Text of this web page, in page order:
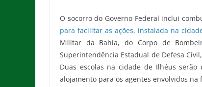
O socorro do Governo Federal inclui
para facilitar as ações, instalada na
Militar da Bahia, do Corpo de
Superintendência Estadual de Defesa
Duas escolas na cidade de Ilhéus
alojamento para os agentes envolvidos